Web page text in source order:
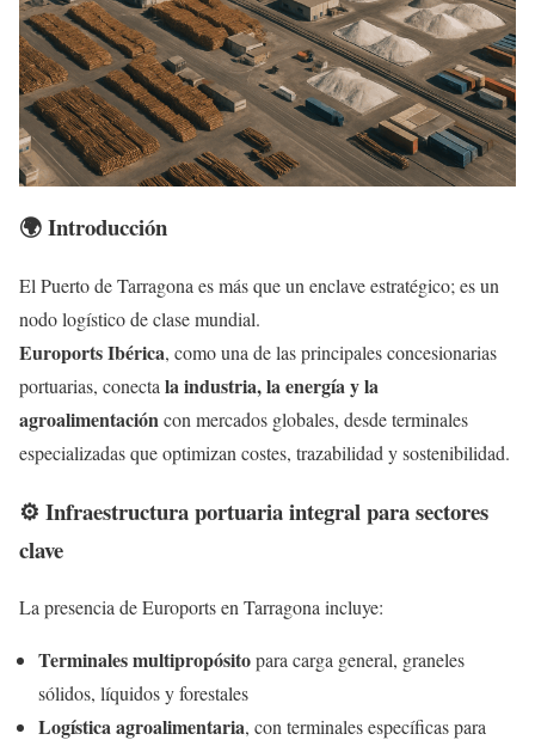
🌍 Introducción
El Puerto de Tarragona es más que un enclave estratégico; es un
nodo logístico de clase mundial.
Euroports Ibérica, como una de las principales concesionarias
portuarias, conecta la industria, la energía y la
agroalimentacióncon mercados globales, desde terminales
especializadas que optimizan costes, trazabilidad y sostenibilidad.
⚙️ Infraestructura portuaria integral para sectores
clave
La presencia de Euroports en Tarragona incluye:
Terminales multipropósitopara carga general, graneles
sólidos, líquidos y forestales
Logística agroalimentaria, con terminales específicas para